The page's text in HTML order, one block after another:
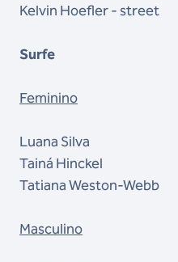
Kelvin Hoefler - street
Surfe
Feminino
Luana Silva
Tainá Hinckel
Tatiana Weston-Webb
Masculino